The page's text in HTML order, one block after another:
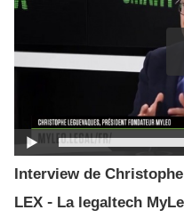
Interview de
LEX - La legaltech